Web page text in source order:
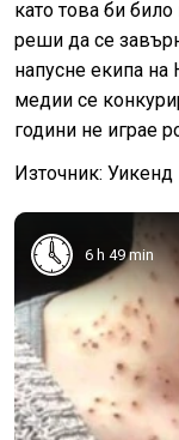
като това би
реши да се
напусне екипа на
медии се
години не играе
Източник: Уикенд
6 h 49 min